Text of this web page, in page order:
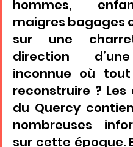
hommes,
maigres bagages
sur une
direction
inconnue où
reconstruire ? Les
du Quercy
nombreuses
sur cette époque.